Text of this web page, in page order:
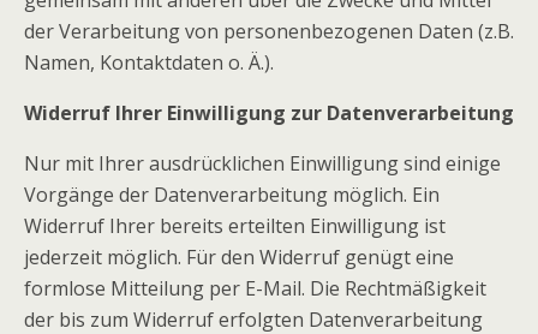
der Verarbeitung von personenbezogenen Daten (z.B.
Namen, Kontaktdaten o. Ä.).
Widerruf Ihrer Einwilligung zur Datenverarbeitung
Nur mit Ihrer ausdrücklichen Einwilligung sind einige
Vorgänge der Datenverarbeitung möglich. Ein
Widerruf Ihrer bereits erteilten Einwilligung ist
jederzeit möglich. Für den Widerruf genügt eine
formlose Mitteilung per E-Mail. Die Rechtmäßigkeit
der bis zum Widerruf erfolgten Datenverarbeitung